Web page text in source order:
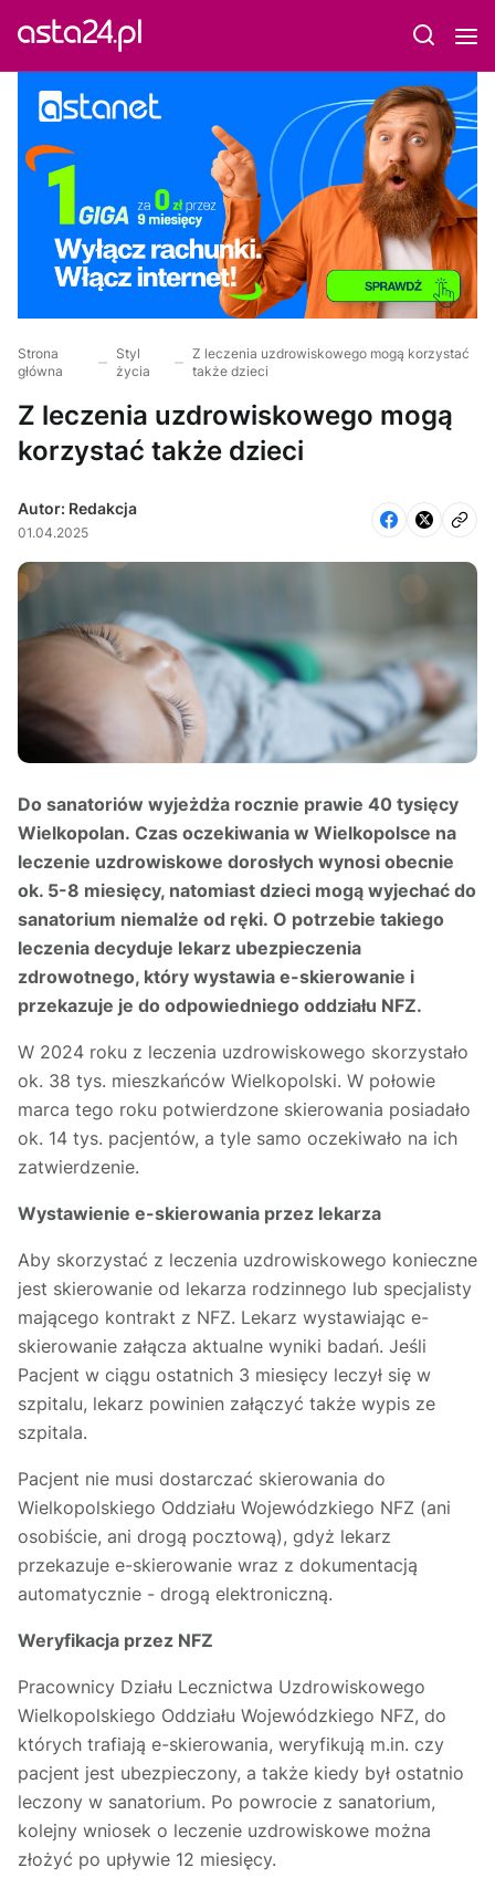
Strona
główna
Styl
życia
Z leczenia uzdrowiskowego mogą korzystać
także dzieci
Z leczenia uzdrowiskowego mogą
korzystać także dzieci
Autor: Redakcja
01.04.2025
Do sanatoriów wyjeżdża rocznie prawie 40 tysięcy
Wielkopolan. Czas oczekiwania w Wielkopolsce na
leczenie uzdrowiskowe dorosłych wynosi obecnie
ok. 5-8 miesięcy, natomiast dzieci mogą wyjechać do
sanatorium niemalże od ręki. O potrzebie takiego
leczenia decyduje lekarz ubezpieczenia
zdrowotnego, który wystawia e-skierowanie i
przekazuje je do odpowiedniego oddziału NFZ.
W 2024 roku z leczenia uzdrowiskowego skorzystało
ok. 38 tys. mieszkańców Wielkopolski. W połowie
marca tego roku potwierdzone skierowania posiadało
ok. 14 tys. pacjentów, a tyle samo oczekiwało na ich
zatwierdzenie.
Wystawienie e-skierowania przez lekarza
Aby skorzystać z leczenia uzdrowiskowego konieczne
jest skierowanie od lekarza rodzinnego lub specjalisty
mającego kontrakt z NFZ. Lekarz wystawiając e-
skierowanie załącza aktualne wyniki badań. Jeśli
Pacjent w ciągu ostatnich 3 miesięcy leczył się w
szpitalu, lekarz powinien załączyć także wypis ze
szpitala.
Pacjent nie musi dostarczać skierowania do
Wielkopolskiego Oddziału Wojewódzkiego NFZ (ani
osobiście, ani drogą pocztową), gdyż lekarz
przekazuje e-skierowanie wraz z dokumentacją
automatycznie - drogą elektroniczną.
Weryfikacja przez NFZ
Pracownicy Działu Lecznictwa Uzdrowiskowego
Wielkopolskiego Oddziału Wojewódzkiego NFZ, do
których trafiają e-skierowania, weryfikują m.in. czy
pacjent jest ubezpieczony, a także kiedy był ostatnio
leczony w sanatorium. Po powrocie z sanatorium,
kolejny wniosek o leczenie uzdrowiskowe można
złożyć po upływie 12 miesięcy.